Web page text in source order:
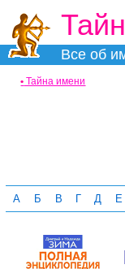
Все об
• Тайна имени
А Б В Г Д Е